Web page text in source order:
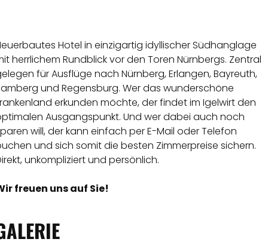
Hotel in einzigartig idyllischer Südhanglage
herrlichem Rundblick vor den Toren Nürnbergs. Zentral
für Ausflüge nach Nürnberg, Erlangen, Bayreuth,
und Regensburg. Wer das wunderschöne
erkunden möchte, der findet im Igelwirt den
Ausgangspunkt. Und wer dabei auch noch
will, der kann einfach per E-Mail oder Telefon
und sich somit die besten Zimmerpreise sichern.
unkompliziert und persönlich.
freuen uns auf Sie!